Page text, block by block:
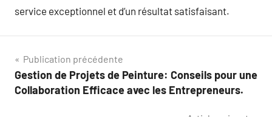
service exceptionnel et d’un résultat satisfaisant.
Navigation
de
Publication précédente
Gestion de Projets de Peinture: Conseils pour une
Collaboration Efficace avec les Entrepreneurs.